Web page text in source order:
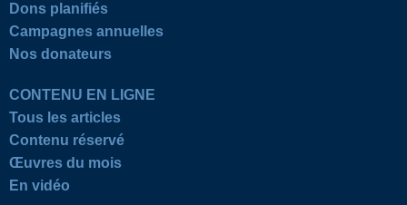
Dons planifiés
Campagnes annuelles
Nos donateurs
CONTENU EN LIGNE
Tous les articles
Contenu réservé
Œuvres du mois
En vidéo